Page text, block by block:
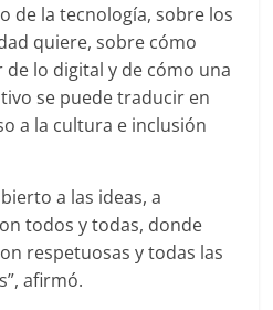
de la tecnología, sobre los
quiere, sobre cómo
lo digital y de cómo una
se puede traducir en
a la cultura e inclusión
a las ideas, a
todos y todas, donde
respetuosas y todas las
afirmó.